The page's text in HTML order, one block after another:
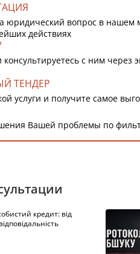
юридический вопрос в
действиях
с ним через
ТЕНДЕР
услуги и получите самое
Вашей проблемы по
кредит: від